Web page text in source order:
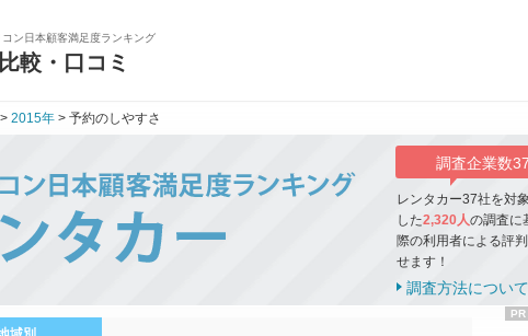
ン日本顧客満足度ランキング
較・口コミ
> 2015年 > 予約のしやすさ
調査企業数
レンタカー37社を対
した2,320人の調査に
際の利用者による評
せます！
調査方法について
PR